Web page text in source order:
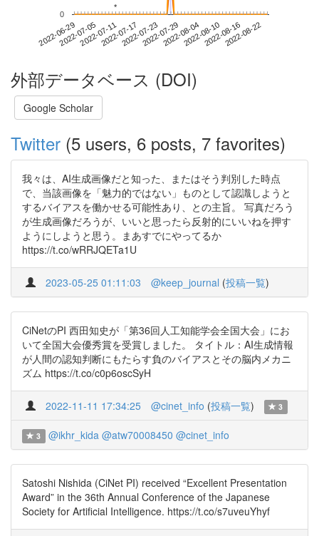
2022-06-292022-07-052022-07-112022-07-172022-07-232022-07-292022-08-042022-08-102022-08-162022-08-22
0
**
外部データベース (DOI)
Google Scholar
Twitter (5 users, 6 posts, 7 favorites)
我々は、AI生成画像だと知った、またはそう判別した時点
で、当該画像を「魅力的ではない」ものとして認識しようと
するバイアスを働かせる可能性あり、との主旨。 写真だろう
が生成画像だろうが、いいと思ったら反射的にいいねを押す
ようにしようと思う。まあすでにやってるか
https://t.co/wRRJQETa1U
2023-05-25 01:11:03 @keep_journal (投稿一覧)
CiNetのPI 西田知史が「第36回人工知能学会全国大会」にお
いて全国大会優秀賞を受賞しました。 タイトル：AI生成情報
が人間の認知判断にもたらす負のバイアスとその脳内メカニ
ズム https://t.co/c0p6oscSyH
2022-11-11 17:34:25 @cinet_info (投稿一覧) 3
3 @ikhr_kida @atw70008450 @cinet_info
Satoshi Nishida (CiNet PI) received “Excellent Presentation
Award” in the 36th Annual Conference of the Japanese
Society for Artificial Intelligence. https://t.co/s7uveuYhyf